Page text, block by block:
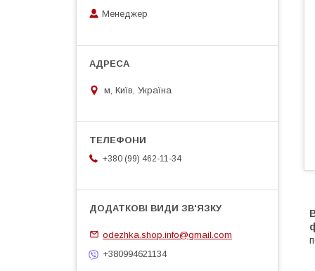
Менеджер
м, Київ, Україна
+380 (99) 462-11-34
odezhka.shop.info@gmail.com
+380994621134